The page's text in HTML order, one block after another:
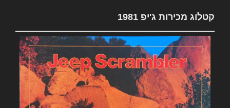
קטלוג מכירות ג'יפ 1981